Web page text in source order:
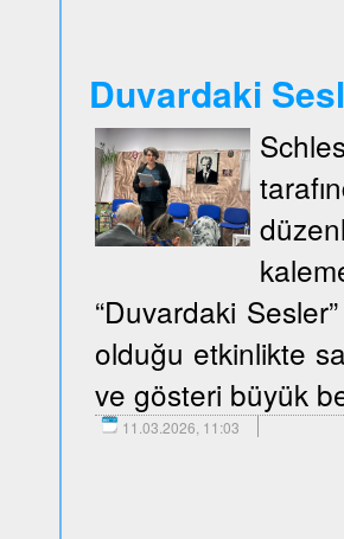
Duvardaki
“Duvardaki
olduğu etkinlikte
ve gösteri büyük
11.03.2026, 11:03